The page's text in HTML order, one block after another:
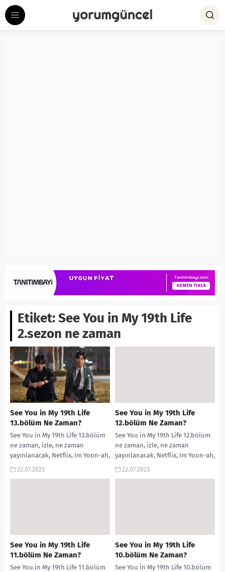
Etiket:See You in My 19th Life
2.sezon ne zaman
See You in My 19th Life
13.bölüm Ne Zaman?
See You in My 19th Life 13.bölüm
ne zaman, izle, ne zaman
yayınlanacak, Netflix, Im Yoon-ah,
dizi, dizisi konusu, oyuncuları,...
22.07.2023
See You in My 19th Life
12.bölüm Ne Zaman?
See You in My 19th Life 12.bölüm
ne zaman, izle, ne zaman
yayınlanacak, Netflix, Im Yoon-ah,
dizi, dizisi konusu, oyuncuları,...
22.07.2023
See You in My 19th Life
11.bölüm Ne Zaman?
See You in My 19th Life 11.bölüm
See You in My 19th Life
10.bölüm Ne Zaman?
See You in My 19th Life 10.bölüm